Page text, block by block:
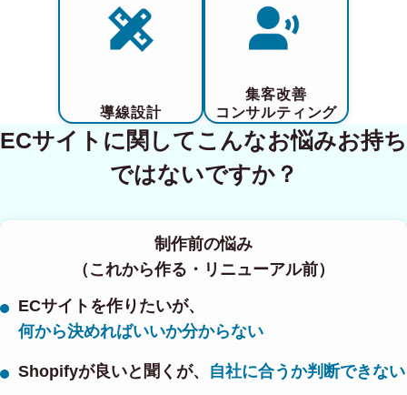
導線設計
集客改善
コンサルティング
ECサイトに関してこんなお悩みお持ち
ではないですか？
制作前の悩み
（これから作る・リニューアル前）
ECサイトを作りたいが、
何から決めればいいか分からない
Shopifyが良いと聞くが、 自社に合うか判断できない